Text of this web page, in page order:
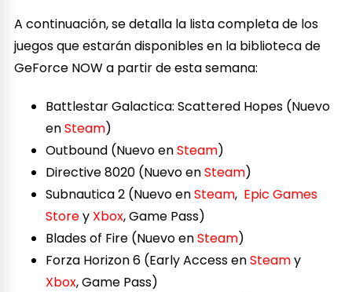
A continuación, se detalla la lista completa de los
juegos que estarán disponibles en la biblioteca de
GeForce NOW a partir de esta semana:
Battlestar Galactica: Scattered Hopes (Nuevo
enSteam)
Outbound (Nuevo enSteam)
Directive 8020 (Nuevo enSteam)
Subnautica 2 (Nuevo enSteam, Epic Games
Storey Xbox, Game Pass)
Blades of Fire (Nuevo enSteam)
Forza Horizon 6 (Early Access enSteamy
Xbox, Game Pass)